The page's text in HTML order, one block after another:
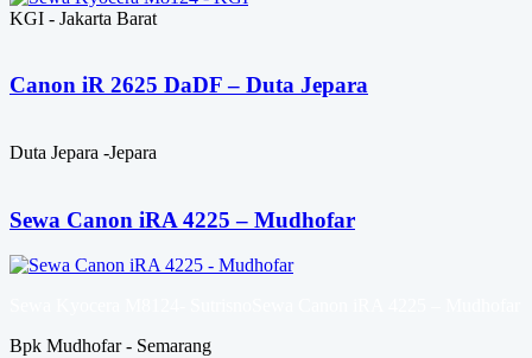
KGI - Jakarta Barat
Canon iR 2625 DaDF – Duta Jepara
Duta Jepara -Jepara
Sewa Canon iRA 4225 – Mudhofar
Bpk Mudhofar - Semarang